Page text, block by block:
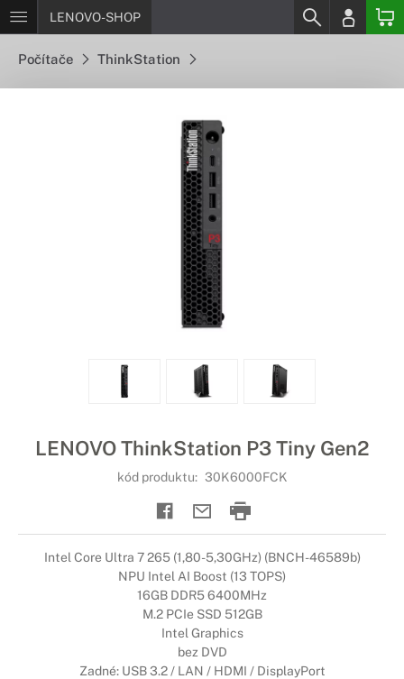
LENOVO-SHOP
Počítače ThinkStation
LENOVO ThinkStation P3 Tiny Gen2
kód produktu: 30K6000FCK
Intel Core Ultra 7 265 (1,80-5,30GHz) (BNCH-46589b)
NPU Intel AI Boost (13 TOPS)
16GB DDR5 6400MHz
M.2 PCIe SSD 512GB
Intel Graphics
bez DVD
Zadné: USB 3.2 / LAN / HDMI / DisplayPort